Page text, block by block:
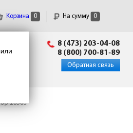
Корзина 0 На сумму 0
8 (473) 203-04-08
8 (800) 700-81-89
Обратная связь
20503